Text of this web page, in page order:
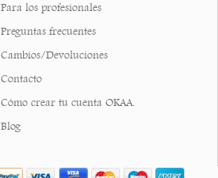
Para los profesionales
Preguntas frecuentes
Cambios/Devoluciones
Contacto
Cómo crear tu cuenta OKAA.
Blog